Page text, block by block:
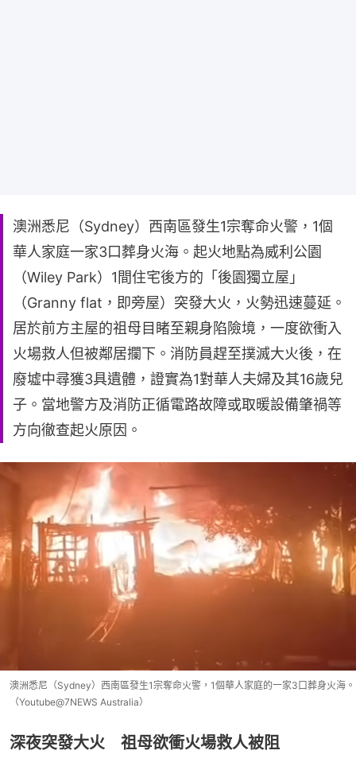
澳洲悉尼（Sydney）西南區發生1宗奪命火警，1個
華人家庭一家3口葬身火海。起火地點為威利公園
（Wiley Park）1間住宅後方的「後園獨立屋」
（Granny flat，即旁屋）突發大火，火勢迅速蔓延。
居於前方主屋的祖母目睹至親身陷險境，一度欲衝入
火場救人但被鄰居攔下。消防員趕至撲滅大火後，在
廢墟中尋獲3具遺體，證實為1對華人夫婦及其16歲兒
子。當地警方及消防正循電路故障或取暖設備肇禍等
方向徹查起火原因。
澳洲悉尼（Sydney）西南區發生1宗奪命火警，1個華人家庭的一家3口葬身火海。
（Youtube@7NEWS Australia）
深夜突發大火 祖母欲衝火場救人被阻